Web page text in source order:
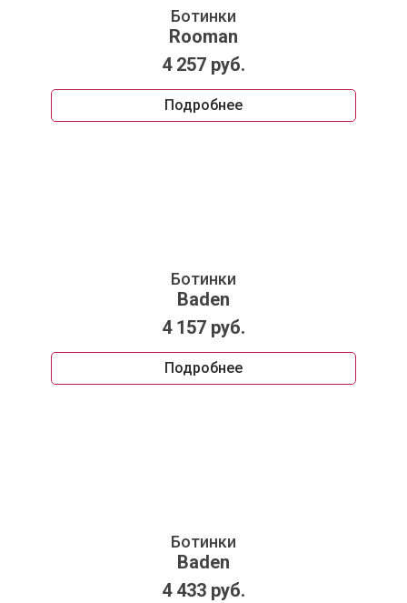
Ботинки
Rooman
4 257 руб.
Подробнее
Ботинки
Baden
4 157 руб.
Подробнее
Ботинки
Baden
4 433 руб.